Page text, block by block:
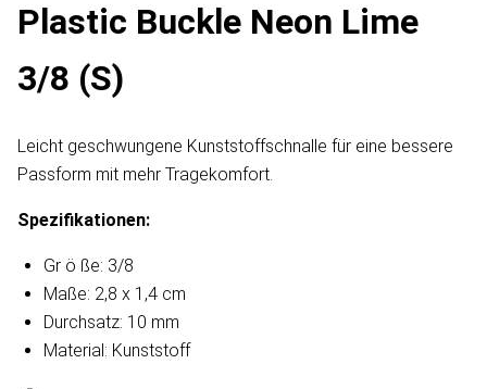
Plastic Buckle Neon Lime
3/8 (S)
Leicht geschwungene Kunststoffschnalle für eine bessere
Passform mit mehr Tragekomfort.
Spezifikationen:
Gr ö ße: 3/8
Maße: 2,8 x 1,4 cm
Durchsatz: 10 mm
Material: Kunststoff